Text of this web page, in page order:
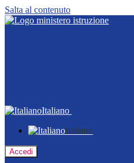
Salta al contenuto
Italiano
Italiano
Accedi